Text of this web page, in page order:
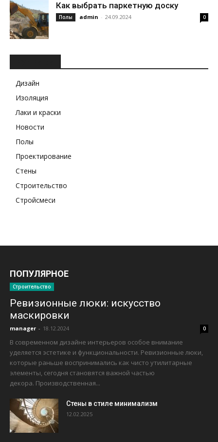
Как выбрать паркетную доску
Полы admin - 24.09.2024 0
Дизайн
Изоляция
Лаки и краски
Новости
Полы
Проектирование
Стены
Строительство
Стройсмеси
ПОПУЛЯРНОЕ
Строительство
Ревизионные люки: искусство
маскировки
manager - 18.12.2024 0
В современном дизайне интерьеров особое внимание
уделяется эстетике и функциональности. Ревизионные люки,
которые раньше воспринимались как чисто утилитарные
элементы, сегодня становятся важной частью
декора. Производственная...
Стены в стиле минимализм
12.02.2025